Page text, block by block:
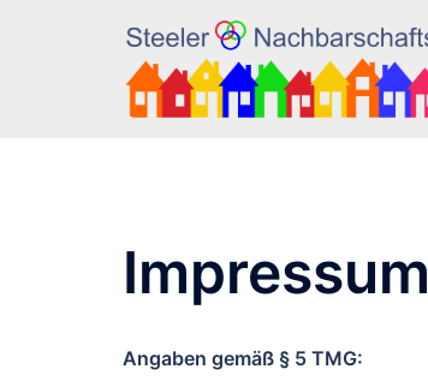
Impressum
Angaben gemäß § 5 TMG: